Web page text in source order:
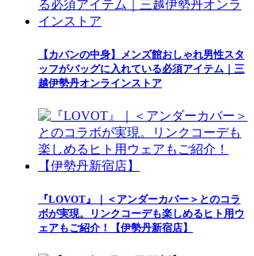
【カバンの中身】メンズ館おしゃれ男性スタ
ッフがバッグに入れている必須アイテム｜三
越伊勢丹オンラインストア
『LOVOT』｜＜アンダーカバー＞とのコラ
ボが実現。リンクコーデも楽しめるヒト用ウ
ェアもご紹介！【伊勢丹新宿店】